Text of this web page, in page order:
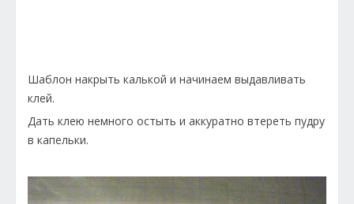
Шаблон накрыть калькой и начинаем выдавливать
клей.
Дать клею немного остыть и аккуратно втереть пудру
в капельки.